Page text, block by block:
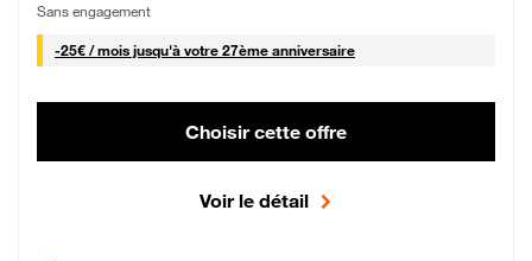
Sans engagement
-25€ / mois25 € par mois
jusqu'à votre 27ème anniversaire
Choisir cette offre
Voir le détail